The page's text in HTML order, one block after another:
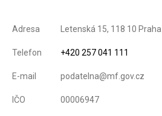
Adresa Letenská 15, 118 10 Praha
Telefon +420 257 041 111
E-mail podatelna@mf.gov.cz
IČO 00006947